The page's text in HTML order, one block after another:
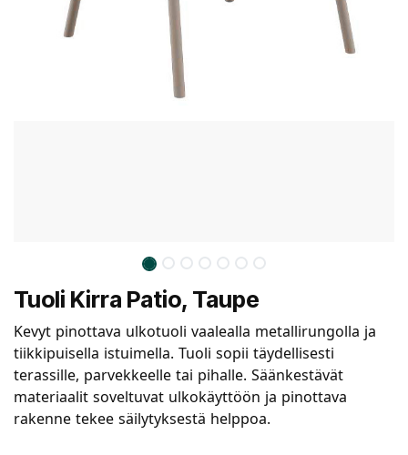
Tuoli Kirra Patio, Taupe
Kevyt pinottava ulkotuoli vaalealla metallirungolla ja
tiikkipuisella istuimella. Tuoli sopii täydellisesti
terassille, parvekkeelle tai pihalle. Säänkestävät
materiaalit soveltuvat ulkokäyttöön ja pinottava
rakenne tekee säilytyksestä helppoa.